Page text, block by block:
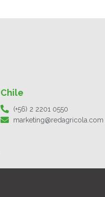
Chile
(+56) 2 2201 0550
marketing@redagricola.com